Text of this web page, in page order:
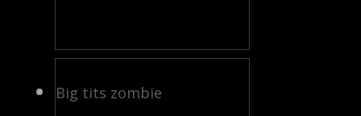
Big tits zombie